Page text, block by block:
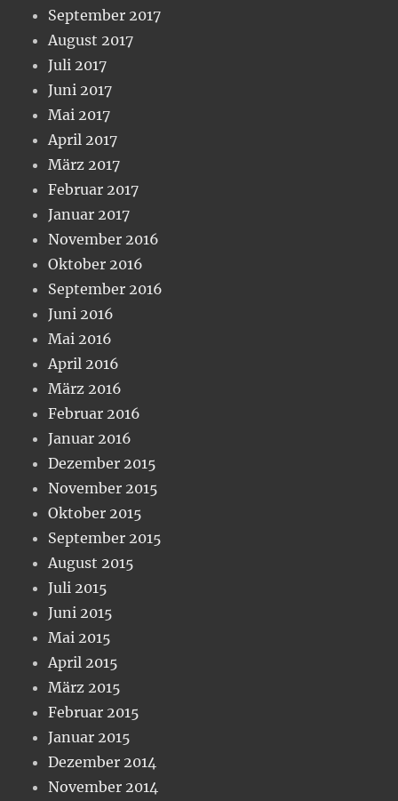
September 2017
August 2017
Juli 2017
Juni 2017
Mai 2017
April 2017
März 2017
Februar 2017
Januar 2017
November 2016
Oktober 2016
September 2016
Juni 2016
Mai 2016
April 2016
März 2016
Februar 2016
Januar 2016
Dezember 2015
November 2015
Oktober 2015
September 2015
August 2015
Juli 2015
Juni 2015
Mai 2015
April 2015
März 2015
Februar 2015
Januar 2015
Dezember 2014
November 2014